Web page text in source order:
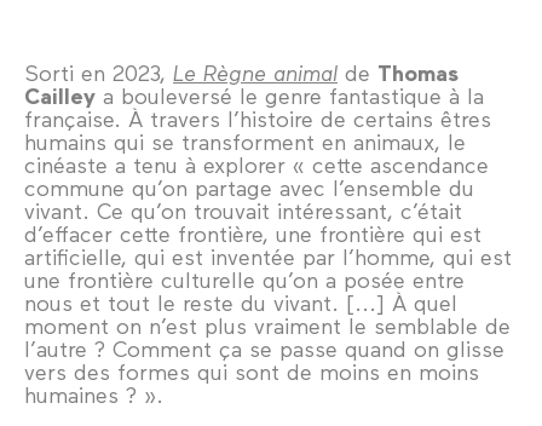
Sorti en 2023, Le Règne animal de Thomas
Cailley a bouleversé le genre fantastique à la
française. À travers l’histoire de certains êtres
humains qui se transforment en animaux, le
cinéaste a tenu à explorer « cette ascendance
commune qu’on partage avec l’ensemble du
vivant. Ce qu’on trouvait intéressant, c’était
d’effacer cette frontière, une frontière qui est
artificielle, qui est inventée par l’homme, qui est
une frontière culturelle qu’on a posée entre
nous et tout le reste du vivant. [...] À quel
moment on n’est plus vraiment le semblable de
l’autre ? Comment ça se passe quand on glisse
vers des formes qui sont de moins en moins
humaines ? ».